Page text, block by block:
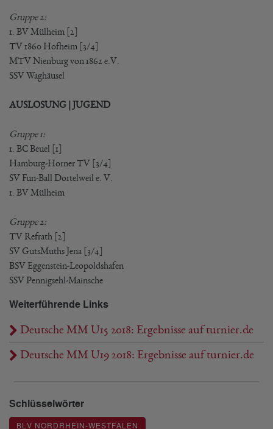
Gruppe 2:
1. BV Mülheim [2]
TV 1860 Hofheim [3/4]
MTV Nienburg von 1862 e.V.
SSV Waghäusel
AUSLOSUNG | JUGEND
Gruppe 1:
1. BC Beuel [1]
Hamburg-Horner TV [3/4]
SV Fun-Ball Dortelweil e. V.
1. BV Mülheim
Gruppe 2:
TV Refrath [2]
SV GutsMuths Jena [3/4]
BSV Eggenstein-Leopoldshafen
SSV Pennigsehl-Mainsche
Weiterführende Links
Deutsche MM U15 2018: Ergebnisse auf turnier.de
Deutsche MM U19 2018: Ergebnisse auf turnier.de
Schlüsselwörter
BLV NORDRHEIN-WESTFALEN